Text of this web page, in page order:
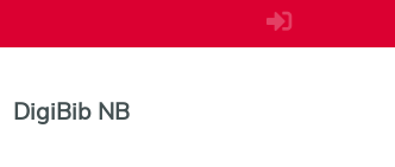
DigiBib NB